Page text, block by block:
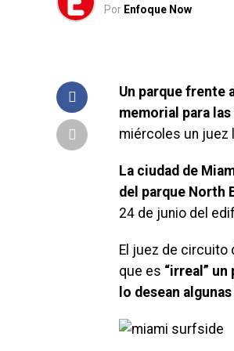
Por Enfoque Now
Un parque frente
memorial para
miércoles un juez
La ciudad de
del parque North
24 de junio del
El juez de circuito
que es “irreal”
lo desean